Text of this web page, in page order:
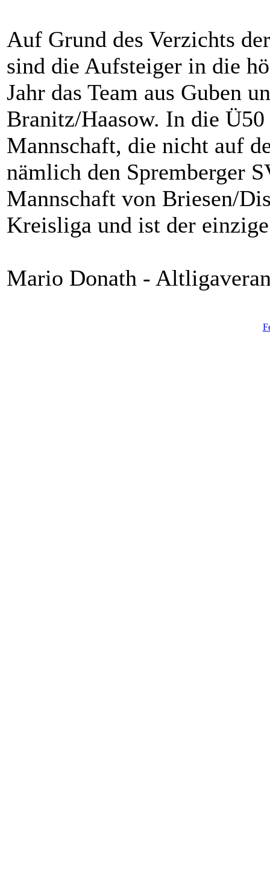
Auf Grund des Verzichts
sind die Aufsteiger in die
Jahr das Team aus Guben
Branitz/Haasow. In die
Mannschaft, die nicht auf
nämlich den Spremberger
Mannschaft von Briesen/
Kreisliga und ist der
Mario Donath -